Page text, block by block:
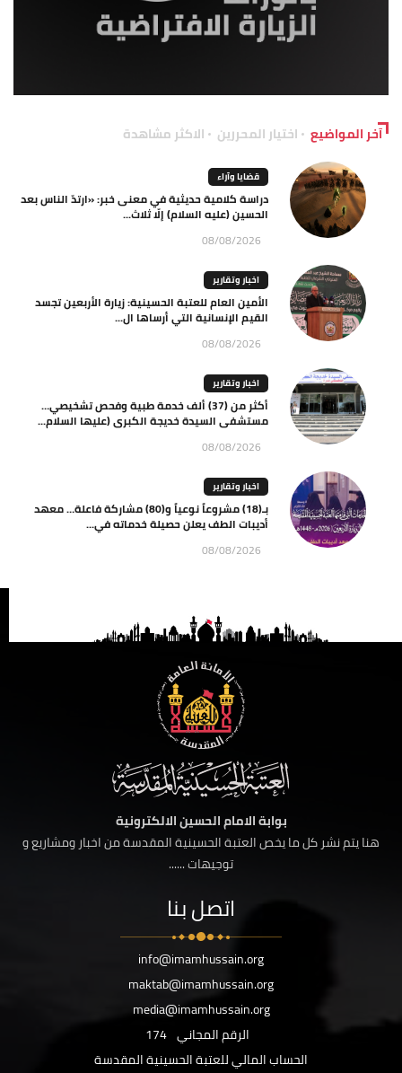
آخر المواضيع اختيار المحررين الاكثر مشاهدة
قضايا وآراء
دراسة كلامية حديثية في معنى خبر: «ارتدّ الناس بعد
الحسين (عليه السلام) إلّا ثلاث...
08/08/2026
اخبار وتقارير
الأمين العام للعتبة الحسينية: زيارة الأربعين تجسد
القيم الإنسانية التي أرساها ال...
08/08/2026
اخبار وتقارير
أكثر من (37) ألف خدمة طبية وفحص تشخيصي…
مستشفى السيدة خديجة الكبرى (عليها السلام...
08/08/2026
اخبار وتقارير
بـ(18) مشروعاً نوعياً و(80) مشاركة فاعلة… معهد
أديبات الطف يعلن حصيلة خدماته في...
08/08/2026
بوابة الامام الحسين الالكترونية
هنا يتم نشر كل ما يخص العتبة الحسينية المقدسة من اخبار ومشاريع و
توجيهات ......
اتصل بنا
info@imamhussain.org
maktab@imamhussain.org
media@imamhussain.org
الرقم المجاني 174
الحساب المالي للعتبة الحسينية المقدسة